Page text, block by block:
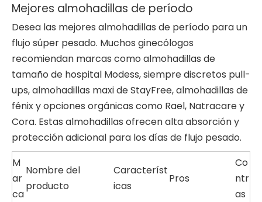
Mejores almohadillas de período
Desea las mejores almohadillas de período para un
flujo súper pesado. Muchos ginecólogos
recomiendan marcas como almohadillas de
tamaño de hospital Modess, siempre discretos pull-
ups, almohadillas maxi de StayFree, almohadillas de
fénix y opciones orgánicas como Rael, Natracare y
Cora. Estas almohadillas ofrecen alta absorción y
protección adicional para los días de flujo pesado.
M
ar
ca
Nombre del
producto
Característ
icas
Pros
Co
ntr
as